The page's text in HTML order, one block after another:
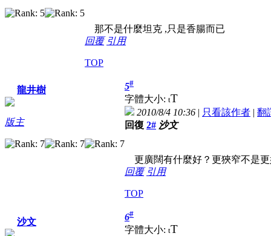
那不是什麼坦克 ,只是香腸而已
回覆 引用
TOP
龍井樹
版主
5#
字體大小: tT
2010/8/4 10:36 | 只看該作者 | 翻
回復 2# 沙文
更廣闊有什麼好？更狹窄不是
回覆 引用
TOP
沙文
6#
字體大小: tT